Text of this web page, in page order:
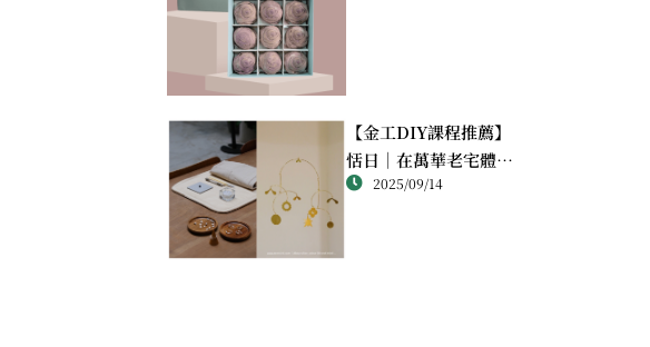
【金工DIY課程推薦】
恬日｜在萬華老宅體驗
純銀手作
2025/09/14